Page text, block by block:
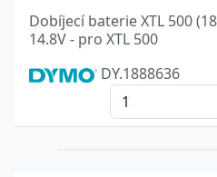
Dobíjecí baterie XTL 500
14.8V - pro XTL 500
DY.1888636